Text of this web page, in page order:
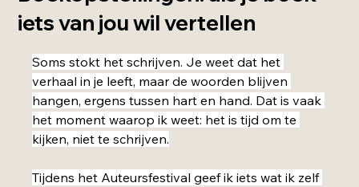
iets van jou wil vertellen
Soms stokt het schrijven. Je weet dat het
verhaal in je leeft, maar de woorden blijven
hangen, ergens tussen hart en hand. Dat is vaak
het moment waarop ik weet: het is tijd om te
kijken, niet te schrijven.
Tijdens het Auteursfestival geef ik iets wat ik zelf